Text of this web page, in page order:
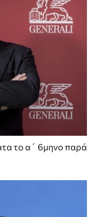
το α΄ 6μηνο παρά